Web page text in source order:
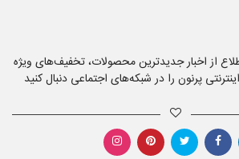
از اخبار جدیدترین محصولات، تخفیف‌های ویژه
پرنون را در شبکه‌های اجتماعی دنبال کنید